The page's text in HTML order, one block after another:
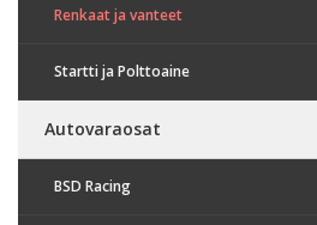
Renkaat ja vanteet
Startti ja Polttoaine
Autovaraosat
BSD Racing